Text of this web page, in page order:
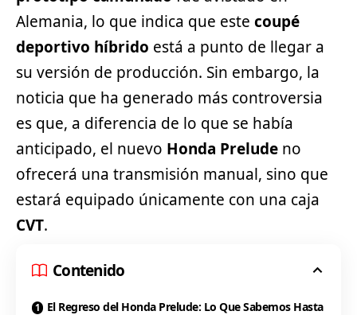
Alemania, lo que indica que este coupé
deportivo híbrido está a punto de llegar a
su versión de producción. Sin embargo, la
noticia que ha generado más controversia
es que, a diferencia de lo que se había
anticipado, el nuevo Honda Prelude no
ofrecerá una transmisión manual, sino que
estará equipado únicamente con una caja
CVT.
Contenido
El Regreso del Honda Prelude: Lo Que Sabemos Hasta